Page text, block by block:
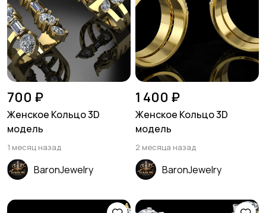
700 ₽
Женское Кольцо 3D
модель
1 месяц назад
BaronJewelry
1 400 ₽
Женское Кольцо 3D
модель
2 месяца назад
BaronJewelry